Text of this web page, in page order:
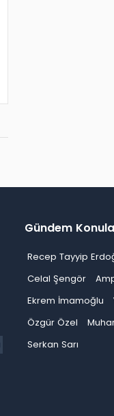
Gündem
Recep Tayyip
Celal Şengör
Ekrem İmamoğlu
Özgür Özel
Serkan Sarı